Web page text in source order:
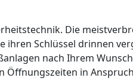
Die
ihren Schlüssel drinnen
nach Ihrem
in